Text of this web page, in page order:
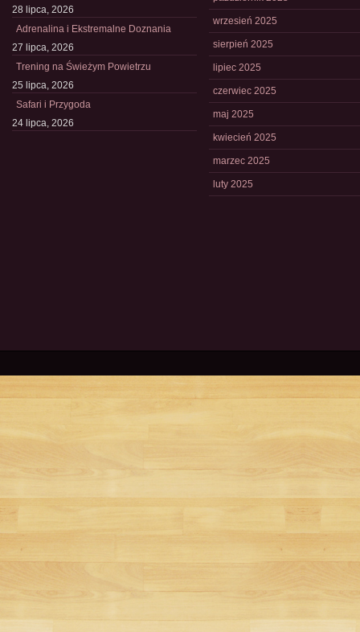
28 lipca, 2026
Adrenalina i Ekstremalne Doznania
27 lipca, 2026
Trening na Świeżym Powietrzu
25 lipca, 2026
Safari i Przygoda
24 lipca, 2026
wrzesień 2025
sierpień 2025
lipiec 2025
czerwiec 2025
maj 2025
kwiecień 2025
marzec 2025
luty 2025